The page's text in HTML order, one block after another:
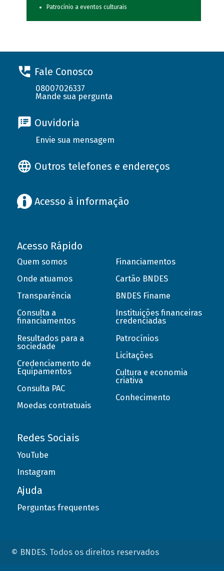
Patrocínio a eventos culturais
Fale Conosco
08007026337
Mande sua pergunta
Ouvidoria
Envie sua mensagem
Outros telefones e endereços
Acesso à informação
Acesso Rápido
Quem somos
Onde atuamos
Transparência
Consulta a
financiamentos
Resultados para a
sociedade
Credenciamento de
Equipamentos
Consulta PAC
Moedas contratuais
Financiamentos
Cartão BNDES
BNDES Finame
Instituições financeiras
credenciadas
Patrocínios
Licitações
Cultura e economia
criativa
Conhecimento
Redes Sociais
YouTube
Instagram
Ajuda
Perguntas frequentes
© BNDES. Todos os direitos reservados